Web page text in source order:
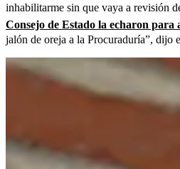
inhabilitarme sin que vaya a revisión
Consejo de Estado la echaron para
jalón de oreja a la Procuraduría”, dijo